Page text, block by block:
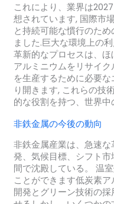
これにより、業界は
想されています, 国際市
と持続可能な慣行のた
ました.巨大な環境上の
革新的なプロセスは、
アルミニウムをリサイ
を生産するために必要
り開きます, これらの技
的な役割を持つ、世界中
非鉄金属の今後の動向
非鉄金属産業は、急速
発、気候目標、シフト
間で沈殿している。 温
ことができます低炭素
開発とグリーン技術の